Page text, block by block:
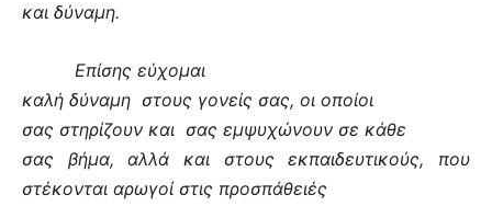
και δύναμη.
Επίσης εύχομαι
καλή δύναμη στους γονείς σας, οι οποίοι
σας στηρίζουν και σας εμψυχώνουν σε κάθε
σας βήμα, αλλά και στους εκπαιδευτικούς, που
στέκονται αρωγοί στις προσπάθειές